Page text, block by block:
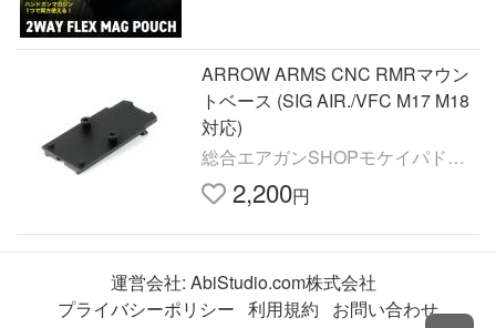
ARROW ARMS CNC RMRマウン
トベース (SIG AIR./VFC M17 M18
対応)
総合エアガンSHOPモケイパドッ
ク 2,200円
運営会社: AbiStudio.com株式会社
プライバシーポリシー 利用規約 お問い合わせ